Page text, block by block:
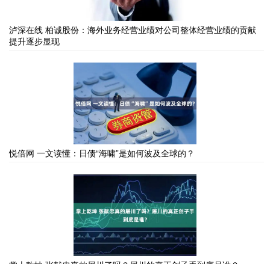
泸深在线 柏诚股份：海外业务经营业绩对公司整体经营业绩的贡献
提升逐步显现
悦倍网 一文读懂：日债“海啸”是如何波及全球的？